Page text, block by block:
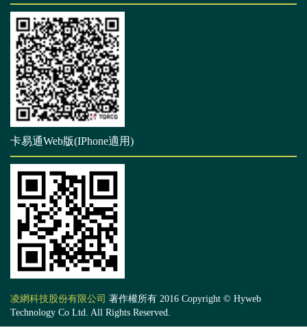
卡易通Web版(IPhone適用)
凌網科技股份有限公司 著作權所有 2016 Copyright © Hyweb
Technology Co Ltd. All Rights Reserved.